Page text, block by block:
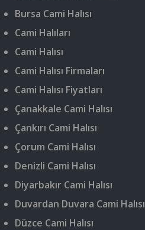
Bursa Cami Halısı
Cami Halıları
Cami Halısı
Cami Halısı Firmaları
Cami Halısı Fiyatları
Çanakkale Cami Halısı
Çankırı Cami Halısı
Çorum Cami Halısı
Denizli Cami Halısı
Diyarbakır Cami Halısı
Duvardan Duvara Cami Halısı
Düzce Cami Halısı